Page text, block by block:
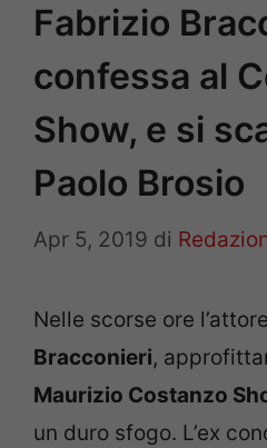
Fabrizio
confessa al
Show, e si
Paolo Brosio
Apr 5, 2019 di
Nelle scorse ore l’attore
Bracconieri,
Maurizio Costanzo
un duro sfogo. L’ex